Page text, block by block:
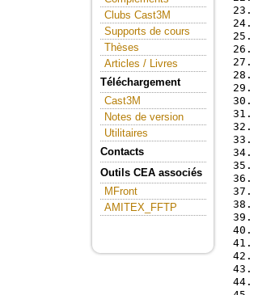
Clubs Cast3M
Supports de cours
Thèses
Articles / Livres
Téléchargement
Cast3M
Notes de version
Utilitaires
Contacts
Outils CEA associés
MFront
AMITEX_FFTP